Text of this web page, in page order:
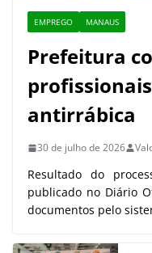
EMPREGO MANAUS
Prefeitura
antirrábica
30 de julho de 2026
Resultado do
publicado no Diário
documentos pelo